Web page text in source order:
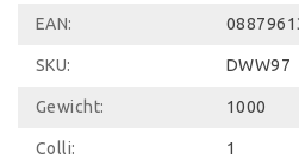
EAN:
SKU: DWW97
Gewicht: 1000
Colli: 1